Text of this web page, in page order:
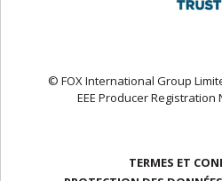
© FOX International Group
EEE Producer Registration
TERMES ET